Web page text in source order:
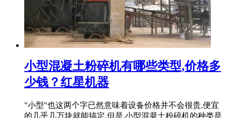
小型混凝土粉碎机有哪些类型,价格多
少钱？红星机器
"小型"也这两个字已然意味着设备价格并不会很贵,便宜
的几乎几万块就能搞定,但是,小型混凝土粉碎机的种类是